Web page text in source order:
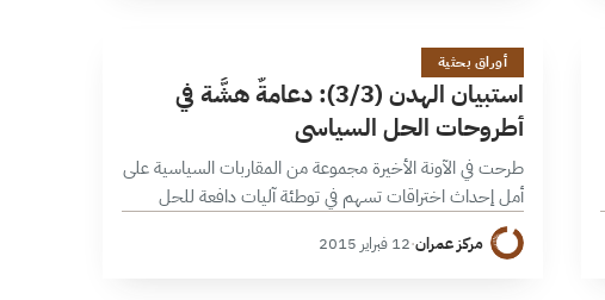
ا1 دقائق
أوراق بحثية
استبيان الهدن (3/3): دعامةٌ هشَّة في
أطروحات الحل السياسي
طرحت في الآونة الأخيرة مجموعة من المقاربات السياسية على
أمل إحداث اختراقات تسهم في توطئة آليات دافعة للحل
السياسي بعدما تبين صعوبة الحسم العسكري لأي من طرفي
الصراع. وقد شكلت…
مركز عمران·12 فبراير 2015